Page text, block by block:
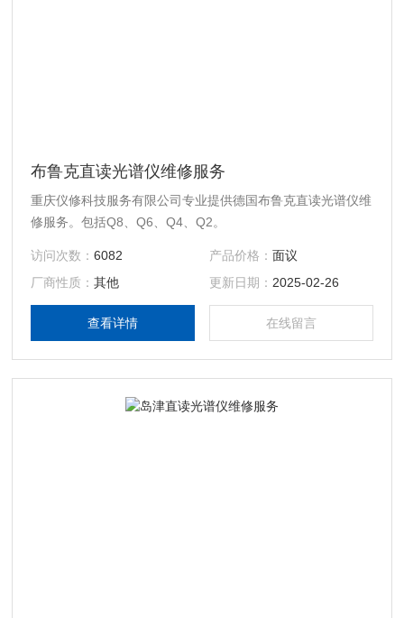
布鲁克直读光谱仪维修服务
重庆仪修科技服务有限公司专业提供德国布鲁克直读光谱仪维
修服务。包括Q8、Q6、Q4、Q2。
访问次数：6082 产品价格： 面议
厂商性质：其他 更新日期： 2025-02-26
查看详情 在线留言